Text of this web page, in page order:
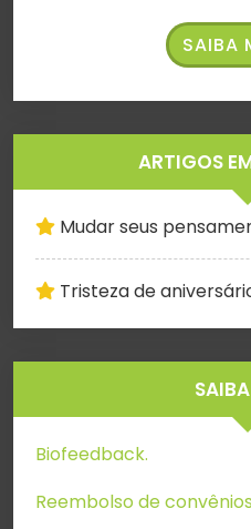
SAIBA
ARTIGOS
Mudar seus
Tristeza de
Biofeedback.
Reembolso de